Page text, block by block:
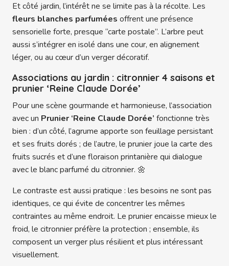
Et côté jardin, l’intérêt ne se limite pas à la récolte. Les
fleurs blanches parfumées offrent une présence
sensorielle forte, presque “carte postale”. L’arbre peut
aussi s’intégrer en isolé dans une cour, en alignement
léger, ou au cœur d’un verger décoratif.
Associations au jardin : citronnier 4 saisons et
prunier ‘Reine Claude Dorée’
Pour une scène gourmande et harmonieuse, l’association
avec un Prunier ‘Reine Claude Dorée’ fonctionne très
bien : d’un côté, l’agrume apporte son feuillage persistant
et ses fruits dorés ; de l’autre, le prunier joue la carte des
fruits sucrés et d’une floraison printanière qui dialogue
avec le blanc parfumé du citronnier. 🌼
Le contraste est aussi pratique : les besoins ne sont pas
identiques, ce qui évite de concentrer les mêmes
contraintes au même endroit. Le prunier encaisse mieux le
froid, le citronnier préfère la protection ; ensemble, ils
composent un verger plus résilient et plus intéressant
visuellement.